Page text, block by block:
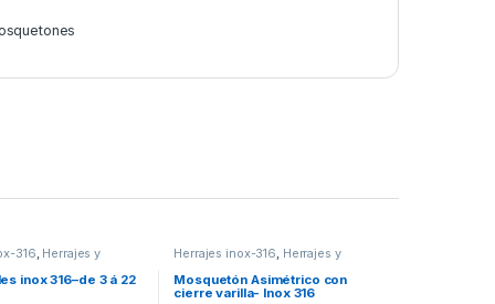
316, Herrajes y
inox 316–de 3 á 22
Herrajes inox-316, Herrajes y
Mosquetón Asimétrico con
cierre varilla- Inox 316